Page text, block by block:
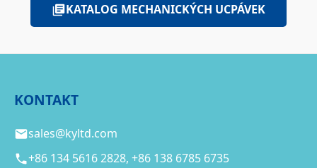
KATALOG MECHANICKÝCH UCPÁVEK
KONTAKT
sales@kyltd.com
+86 134 5616 2828, +86 138 6785 6735